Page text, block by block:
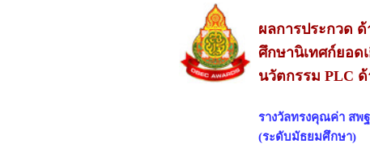
ผลการประกวด
ศึกษานิเทศก์ยอด
นวัตกรรม PLC
รางวัลทรงคุณค่า สพฐ
(ระดับมัธยมศึกษา)